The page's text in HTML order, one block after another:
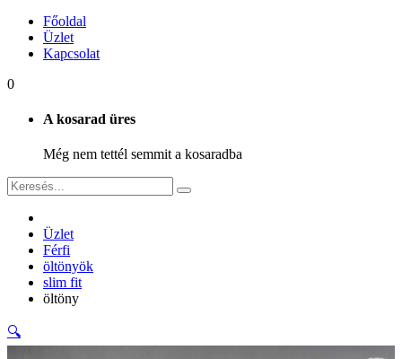
Főoldal
Üzlet
Kapcsolat
0
A kosarad üres
Még nem tettél semmit a kosaradba
Üzlet
Férfi
öltönyök
slim fit
öltöny
🔍